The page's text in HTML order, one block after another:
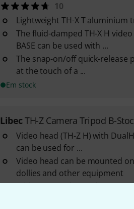
10
Lightweight TH-X T aluminium
The fluid-damped TH-X H
BASE can be used with ...
The snap-on/off quick-release
at the touch of a ...
Em stock
LibecTH-Z Camera Tripod B-
Video head (TH-Z H) with
can be used for ...
Video head can be mounted
dollies and other equipment
With one-touch attachment